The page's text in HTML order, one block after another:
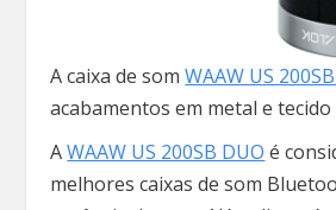
A caixa de somWAAW US
acabamentos em metal e
AWAAW US 200SB DUO é
melhores caixas de som